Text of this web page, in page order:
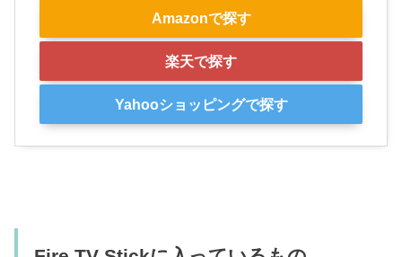
Amazonで探す
楽天で探す
Yahooショッピングで探す